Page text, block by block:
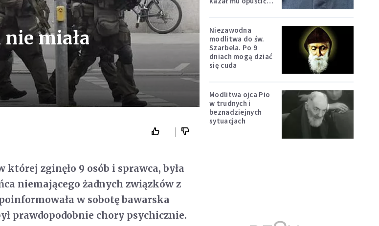
miała
zginęło 9 osób i sprawca, była
niemającego żadnych związków z
w sobotę bawarska
prawdopodobnie chory psychicznie.
Niezawodna
modlitwa do św.
Szarbela. Po 9
dniach mogą dziać
się cuda
Modlitwa ojca Pio
w trudnych i
beznadziejnych
sytuacjach